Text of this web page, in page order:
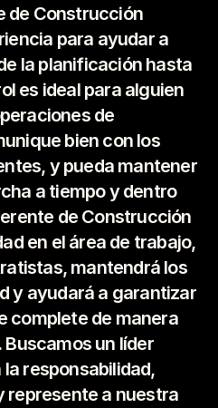
A TU GUSTO
de Construcción
para ayudar a
la planificación hasta
es ideal para alguien
de
bien con los
y pueda mantener
a tiempo y dentro
de Construcción
en el área de trabajo,
mantendrá los
y ayudará a garantizar
complete de manera
un líder
responsabilidad,
represente a nuestra